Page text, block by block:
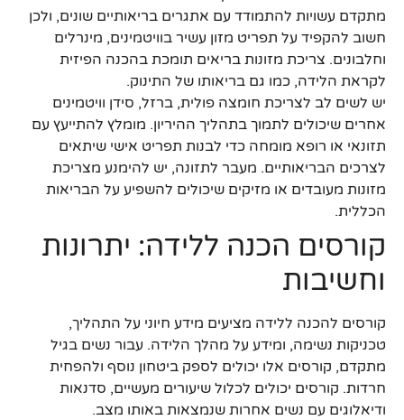
מתקדם עשויות להתמודד עם אתגרים בריאותיים שונים, ולכן
חשוב להקפיד על תפריט מזון עשיר בוויטמינים, מינרלים
וחלבונים. צריכת מזונות בריאים תומכת בהכנה הפיזית
לקראת הלידה, כמו גם בריאותו של התינוק.
יש לשים לב לצריכת חומצה פולית, ברזל, סידן וויטמינים
אחרים שיכולים לתמוך בתהליך ההיריון. מומלץ להתייעץ עם
תזונאי או רופא מומחה כדי לבנות תפריט אישי שיתאים
לצרכים הבריאותיים. מעבר לתזונה, יש להימנע מצריכת
מזונות מעובדים או מזיקים שיכולים להשפיע על הבריאות
הכללית.
קורסים הכנה ללידה: יתרונות
וחשיבות
קורסים להכנה ללידה מציעים מידע חיוני על התהליך,
טכניקות נשימה, ומידע על מהלך הלידה. עבור נשים בגיל
מתקדם, קורסים אלו יכולים לספק ביטחון נוסף ולהפחית
חרדות. קורסים יכולים לכלול שיעורים מעשיים, סדנאות
ודיאלוגים עם נשים אחרות שנמצאות באותו מצב.